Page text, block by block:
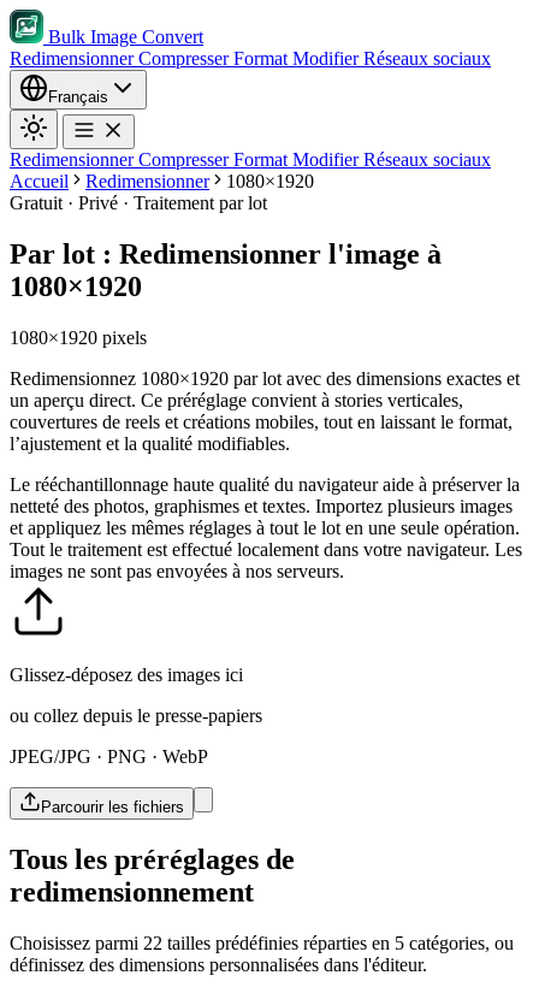
Bulk Image Convert
RedimensionnerCompresserFormat ModifierRéseaux sociaux
Français
RedimensionnerCompresserFormat ModifierRéseaux sociaux
Accueil
Redimensionner
1080×1920
Gratuit · Privé · Traitement par lot
Par lot : Redimensionner l'image à
1080×1920
1080×1920 pixels
Redimensionnez 1080×1920 par lot avec des dimensions exactes et
un aperçu direct. Ce préréglage convient à stories verticales,
couvertures de reels et créations mobiles, tout en laissant le format,
l’ajustement et la qualité modifiables.
Le rééchantillonnage haute qualité du navigateur aide à préserver la
netteté des photos, graphismes et textes. Importez plusieurs images
et appliquez les mêmes réglages à tout le lot en une seule opération.
Tout le traitement est effectué localement dans votre navigateur. Les
images ne sont pas envoyées à nos serveurs.
Glissez-déposez des images ici
ou collez depuis le presse-papiers
JPEG/JPG · PNG · WebP
Parcourir les fichiers
Tous les préréglages de
redimensionnement
Choisissez parmi 22 tailles prédéfinies réparties en 5 catégories, ou
définissez des dimensions personnalisées dans l'éditeur.